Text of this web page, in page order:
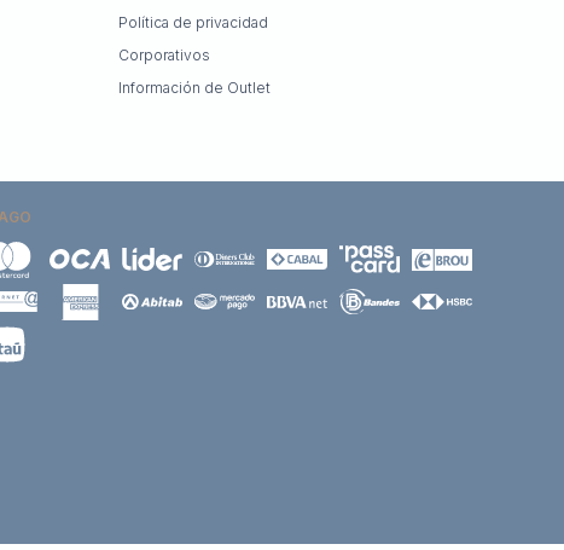
Política de privacidad
Corporativos
Información de Outlet